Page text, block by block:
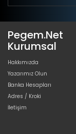
Pegem.Net
Kurumsal
Hakkımızda
Yazarımız Olun
Banka Hesapları
Adres / Kroki
İletişim